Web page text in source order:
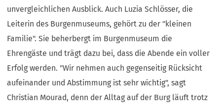
unvergleichlichen Ausblick. Auch Luzia Schlösser, die
Leiterin des Burgenmuseums, gehört zu der "kleinen
Familie". Sie beherbergt im Burgenmuseum die
Ehrengäste und trägt dazu bei, dass die Abende ein voller
Erfolg werden. "Wir nehmen auch gegenseitig Rücksicht
aufeinander und Abstimmung ist sehr wichtig", sagt
Christian Mourad, denn der Alltag auf der Burg läuft trotz